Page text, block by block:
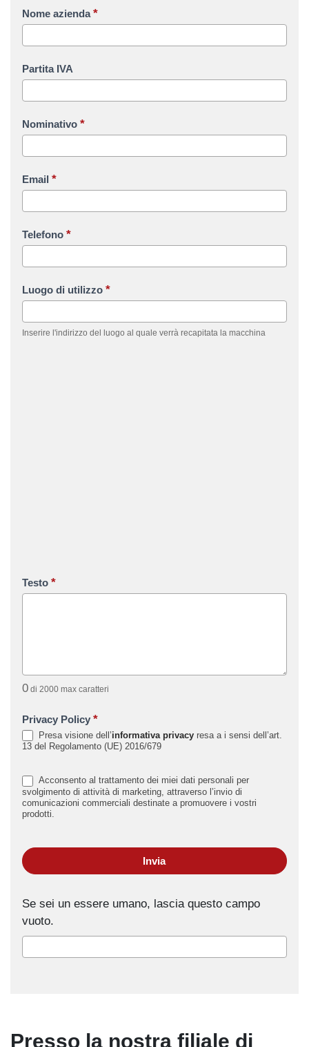
Nome azienda*
Partita IVA
Nominativo *
Email *
Telefono *
Luogo di utilizzo *
Inserire l'indirizzo del luogo al quale verrà recapitata la macchina
Testo *
0 di 2000 max caratteri
Privacy Policy *
Presa visione dell’informativa privacy resa a i sensi dell’art.
13 del Regolamento (UE) 2016/679
Acconsento al trattamento dei miei dati personali per
svolgimento di attività di marketing, attraverso l’invio di
comunicazioni commerciali destinate a promuovere i vostri
prodotti.
Invia
Se sei un essere umano, lascia questo campo
vuoto.
Presso la nostra filiale di